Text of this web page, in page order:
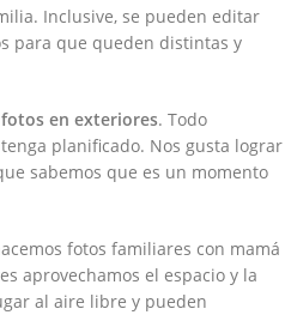
Inclusive, se pueden editar
para que queden distintas y
en exteriores. Todo
planificado. Nos gusta lograr
sabemos que es un momento
fotos familiares con mamá
aprovechamos el espacio y la
al aire libre y pueden